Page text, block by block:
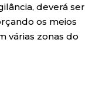
deverá ser
os meios
várias zonas do